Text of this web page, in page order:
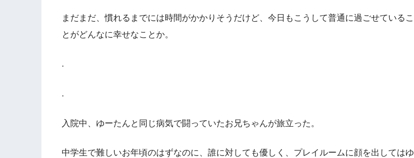
まだまだ、慣れるまでには時間がかかりそうだけど、今日もこうして普通に過ごせているこ
とがどんなに幸せなことか。
.
.
入院中、ゆーたんと同じ病気で闘っていたお兄ちゃんが旅立った。
中学生で難しいお年頃のはずなのに、誰に対しても優しく、プレイルームに顔を出してはゆ